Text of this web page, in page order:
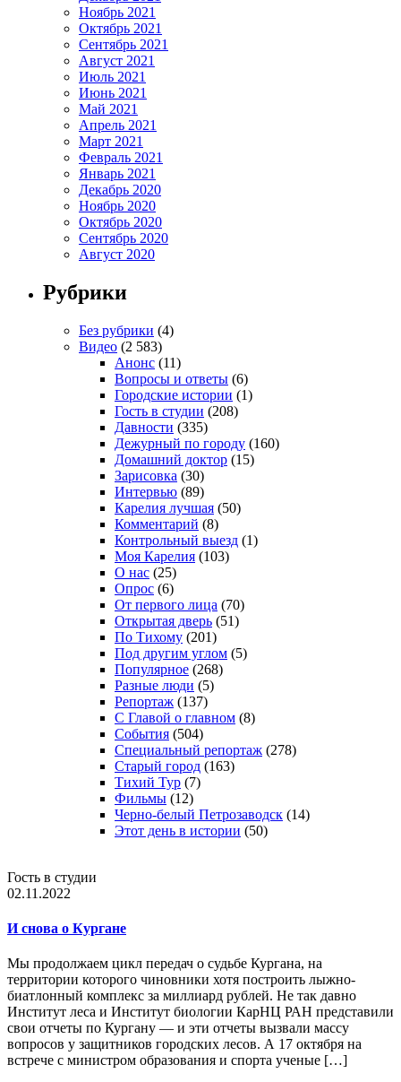
Ноябрь 2021
Октябрь 2021
Сентябрь 2021
Август 2021
Июль 2021
Июнь 2021
Май 2021
Апрель 2021
Март 2021
Февраль 2021
Январь 2021
Декабрь 2020
Ноябрь 2020
Октябрь 2020
Сентябрь 2020
Август 2020
Рубрики
Без рубрики (4)
Видео (2 583)
Анонс (11)
Вопросы и ответы (6)
Городские истории (1)
Гость в студии (208)
Давности (335)
Дежурный по городу (160)
Домашний доктор (15)
Зарисовка (30)
Интервью (89)
Карелия лучшая (50)
Комментарий (8)
Контрольный выезд (1)
Моя Карелия (103)
О нас (25)
Опрос (6)
От первого лица (70)
Открытая дверь (51)
По Тихому (201)
Под другим углом (5)
Популярное (268)
Разные люди (5)
Репортаж (137)
С Главой о главном (8)
События (504)
Специальный репортаж (278)
Старый город (163)
Тихий Тур (7)
Фильмы (12)
Черно-белый Петрозаводск (14)
Этот день в истории (50)
Гость в студии
02.11.2022
И снова о Кургане
Мы продолжаем цикл передач о судьбе Кургана, на
территории которого чиновники хотя построить лыжно-
биатлонный комплекс за миллиард рублей. Не так давно
Институт леса и Институт биологии КарНЦ РАН представили
свои отчеты по Кургану — и эти отчеты вызвали массу
вопросов у защитников городских лесов. А 17 октября на
встрече с министром образования и спорта ученые […]